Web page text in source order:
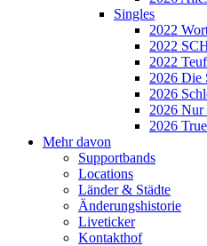
Singles
2022
2022
2022
2026 Die
2026
2026 Nur
2026
Mehr davon
Supportbands
Locations
Länder & Städte
Änderungshistorie
Liveticker
Kontakthof